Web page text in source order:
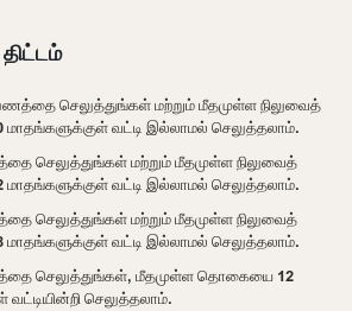
செலுத்துங்கள் மற்றும் மீதமுள்ள நிலுவைத்
வட்டி இல்லாமல் செலுத்தலாம்.
செலுத்துங்கள் மற்றும் மீதமுள்ள நிலுவைத்
வட்டி இல்லாமல் செலுத்தலாம்.
செலுத்துங்கள் மற்றும் மீதமுள்ள நிலுவைத்
வட்டி இல்லாமல் செலுத்தலாம்.
செலுத்துங்கள், மீதமுள்ள தொகையை 12
வட்டியின்றி செலுத்தலாம்.